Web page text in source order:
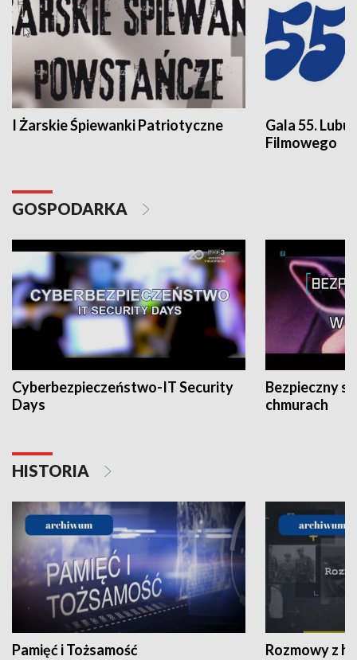
I Żarskie Śpiewanki Patriotyczne
Gala 55.
Filmowego
GOSPODARKA
Cyberbezpieczeństwo-IT Security
Days
Bezpieczny
chmurach
HISTORIA
Pamięć i Tożsamość Rozmowy z